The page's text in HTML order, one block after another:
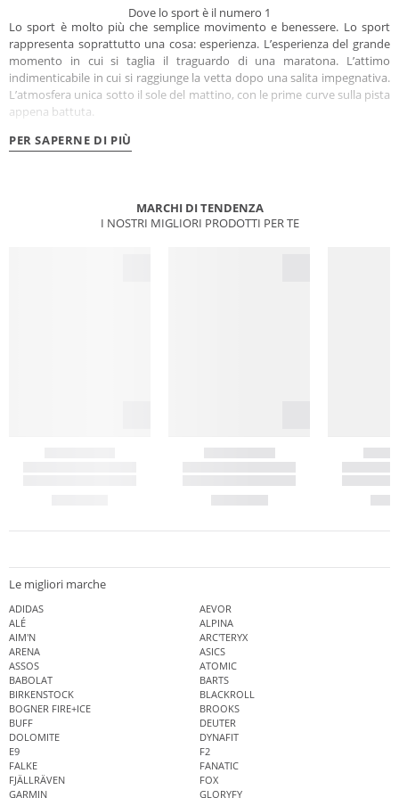
Dove lo sport è il numero 1
Lo sport è molto più che semplice movimento e benessere. Lo sport
rappresenta soprattutto una cosa: esperienza. L’esperienza del grande
momento in cui si taglia il traguardo di una maratona. L’attimo
indimenticabile in cui si raggiunge la vetta dopo una salita impegnativa.
L’atmosfera unica sotto il sole del mattino, con le prime curve sulla pista
appena battuta.
PER SAPERNE DI PIÙ
MARCHI DI TENDENZA
I NOSTRI MIGLIORI PRODOTTI PER TE
Le migliori marche
ADIDAS
AEVOR
ALÉ
ALPINA
AIM'N
ARC'TERYX
ARENA
ASICS
ASSOS
ATOMIC
BABOLAT
BARTS
BIRKENSTOCK
BLACKROLL
BOGNER FIRE+ICE
BROOKS
BUFF
DEUTER
DOLOMITE
DYNAFIT
E9
F2
FALKE
FANATIC
FJÄLLRÄVEN
FOX
GARMIN
GLORYFY